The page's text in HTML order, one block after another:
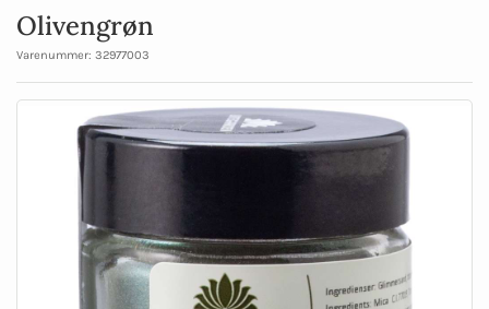
Olivengrøn
Varenummer: 32977003